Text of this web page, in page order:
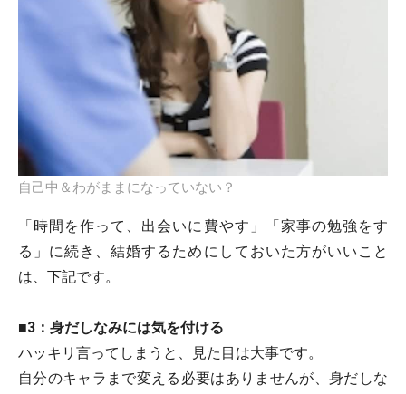
自己中＆わがままになっていない？
「時間を作って、出会いに費やす」「家事の勉強をす
る」に続き、結婚するためにしておいた方がいいこと
は、下記です。
■3：身だしなみには気を付ける
ハッキリ言ってしまうと、見た目は大事です。
自分のキャラまで変える必要はありませんが、身だしな